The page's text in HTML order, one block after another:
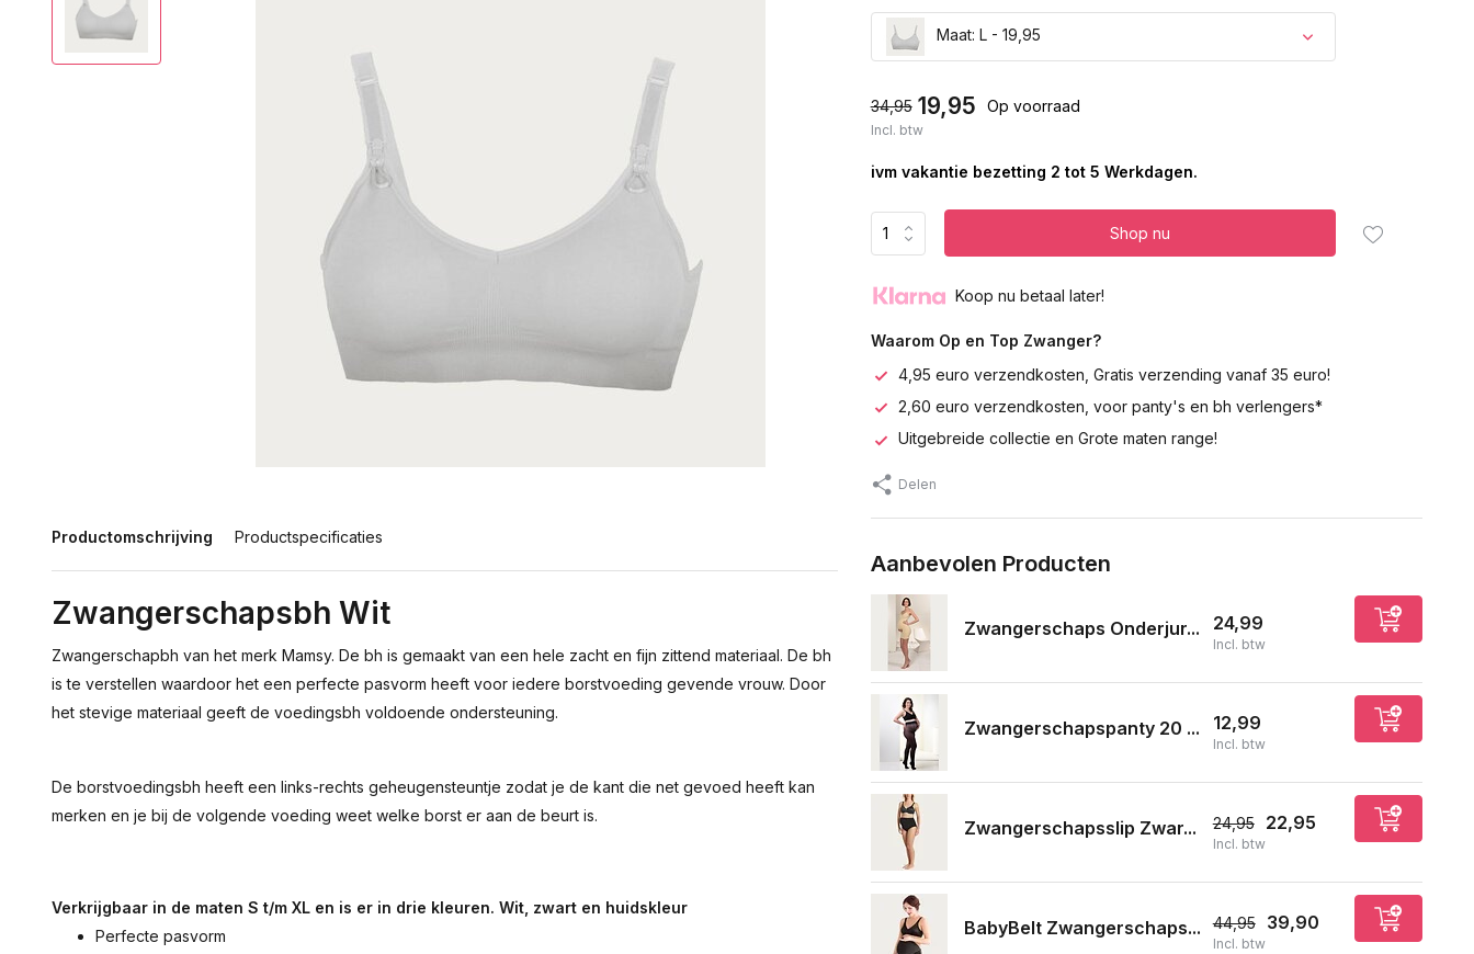
Productomschrijving Productspecificaties
Zwangerschapsbh Wit
Zwangerschapbh van het merk Mamsy. De bh is gemaakt van een hele zacht en fijn zittend materiaal. De bh
is te verstellen waardoor het een perfecte pasvorm heeft voor iedere borstvoeding gevende vrouw. Door
het stevige materiaal geeft de voedingsbh voldoende ondersteuning.
De borstvoedingsbh heeft een links-rechts geheugensteuntje zodat je de kant die net gevoed heeft kan
merken en je bij de volgende voeding weet welke borst er aan de beurt is.
Verkrijgbaar in de maten S t/m XL en is er in drie kleuren. Wit, zwart en huidskleur
Perfecte pasvorm
Maat: L - 19,95
Uitverkocht
34,95 19,95 Op voorraad
Incl. btw
ivm vakantie bezetting 2 tot 5 Werkdagen.
Shop nu
Koop nu betaal later!
Waarom Op en Top Zwanger?
4,95 euro verzendkosten, Gratis verzending vanaf 35 euro!
2,60 euro verzendkosten, voor panty's en bh verlengers*
Uitgebreide collectie en Grote maten range!
Delen
Aanbevolen Producten
Zwangerschaps Onderjur... 24,99
Incl. btw
Zwangerschapspanty 20 ... 12,99
Incl. btw
Zwangerschapsslip Zwar... 24,95 22,95
Incl. btw
BabyBelt Zwangerschaps... 44,95 39,90
Incl. btw